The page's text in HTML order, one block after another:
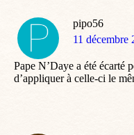
pipo56
dit
11 décembre
Pape N’Daye a été écarté
d’appliquer à celle-ci le